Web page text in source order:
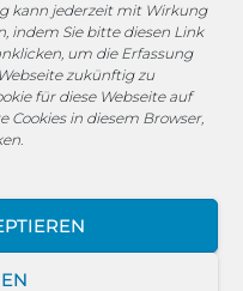
kann jederzeit mit Wirkung
indem Sie bitte diesen Link
um die Erfassung
zukünftig zu
für diese Webseite auf
Cookies in diesem Browser,
Autor, welche sich auf
Art beziehen, die durch
der dargebotenen
fehlerhafter und
wurden, sind
seitens des Autors
sind freibleibend und
es sich ausdrücklich
Angebot ohne
zu ergänzen, zu